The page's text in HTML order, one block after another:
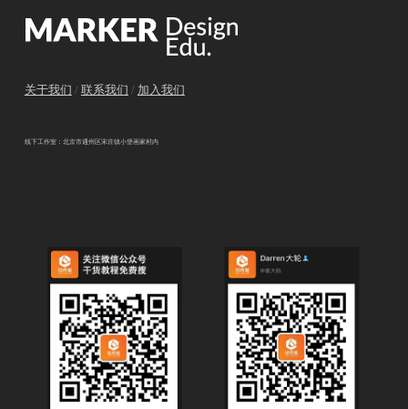
关于我们 / 联系我们 / 加入我们
线下工作室：北京市通州区宋庄镇小堡画家村内